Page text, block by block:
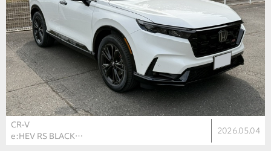
CR-V
e:HEV RS BLACK…
2026.05.04